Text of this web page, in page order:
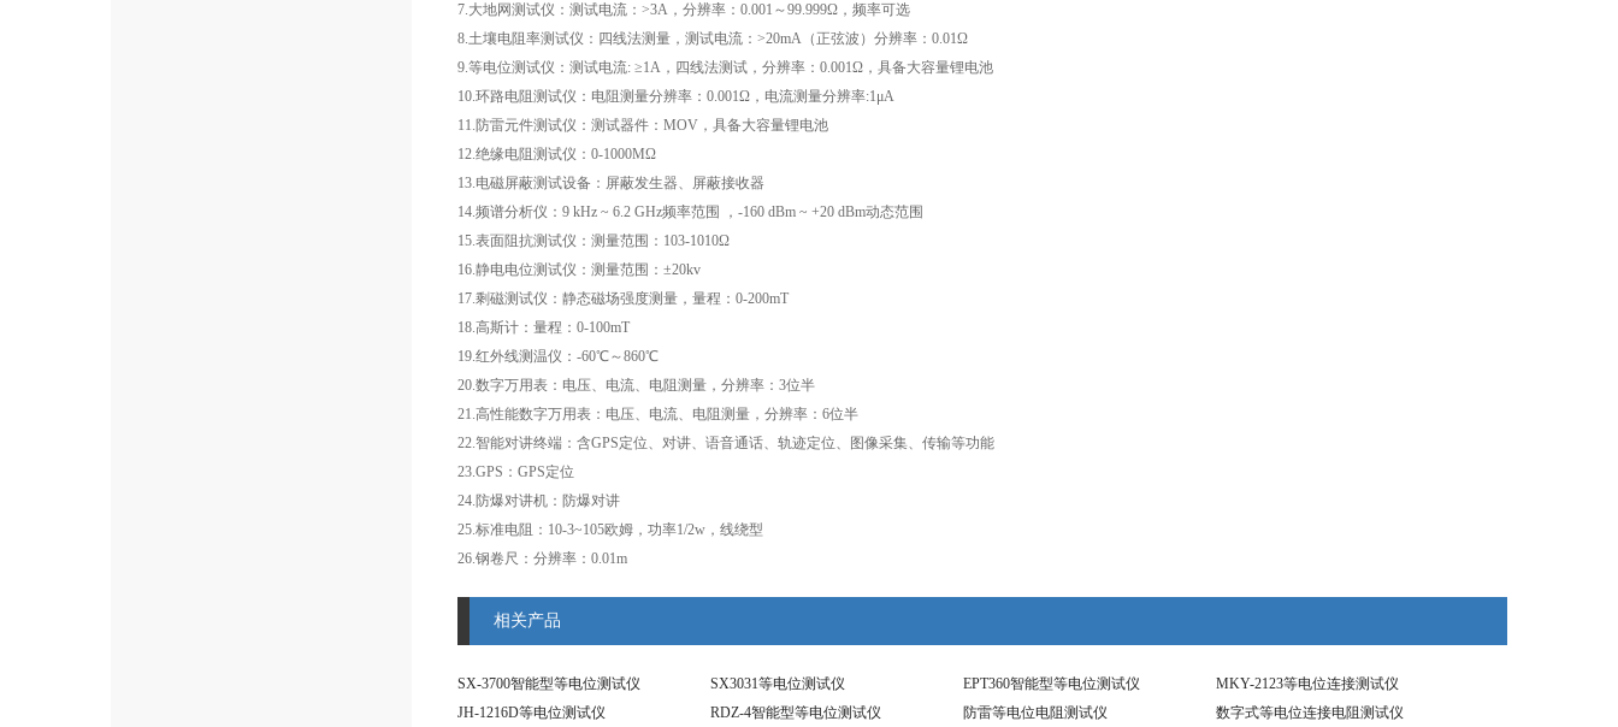
7.大地网测试仪：测试电流：>3A，分辨率：0.001～99.999Ω，频率可选
8.土壤电阻率测试仪：四线法测量，测试电流：>20mA（正弦波）分辨率：0.01Ω
9.等电位测试仪：测试电流: ≥1A，四线法测试，分辨率：0.001Ω，具备大容量锂电池
10.环路电阻测试仪：电阻测量分辨率：0.001Ω，电流测量分辨率:1μA
11.防雷元件测试仪：测试器件：MOV，具备大容量锂电池
12.绝缘电阻测试仪：0-1000MΩ
13.电磁屏蔽测试设备：屏蔽发生器、屏蔽接收器
14.频谱分析仪：9 kHz ~ 6.2 GHz频率范围 ，-160 dBm ~ +20 dBm动态范围
15.表面阻抗测试仪：测量范围：103-1010Ω
16.静电电位测试仪：测量范围：±20kv
17.剩磁测试仪：静态磁场强度测量，量程：0-200mT
18.高斯计：量程：0-100mT
19.红外线测温仪：-60℃～860℃
20.数字万用表：电压、电流、电阻测量，分辨率：3位半
21.高性能数字万用表：电压、电流、电阻测量，分辨率：6位半
22.智能对讲终端：含GPS定位、对讲、语音通话、轨迹定位、图像采集、传输等功能
23.GPS：GPS定位
24.防爆对讲机：防爆对讲
25.标准电阻：10-3~105欧姆，功率1/2w，线绕型
26.钢卷尺：分辨率：0.01m
相关产品
SX-3700智能型等电位测试仪 SX3031等电位测试仪 EPT360智能型等电位测试仪
MKY-2123等电位连接测试仪
JH-1216D等电位测试仪
RDZ-4智能型等电位测试仪 防雷等电位电阻测试仪
数字式等电位连接电阻测试仪